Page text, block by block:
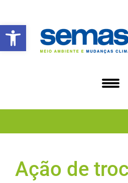
Abrir a barra de ferramentas
Ação de